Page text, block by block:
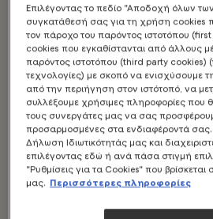
Περιέχουν γλουτένη
GARDEN GOURMET;
Είναι τα προϊόντα
GOURMET κατάλληλα
Πόσο καιρό μπορούν
διατηρηθούν τα
GARDEN GOURMET
Επιλέγοντας το πεδίο "Αποδοχή όλων
συγκατάθεσή σας για τη χρήση cookies
τον πάροχο του παρόντος ιστοτόπου (first
cookies που εγκαθίστανται από άλλους
παρόντος ιστοτόπου (third party cookies)
τεχνολογίες) με σκοπό να ενισχύσουμε
από την περιήγηση στον ιστότοπό, να
συλλέξουμε χρήσιμες πληροφορίες που
τους συνεργάτες μας να σας
προσαρμοσμένες στα ενδιαφέροντά
Δήλωση Ιδιωτικότητάς μας και
επιλέγοντας εδώ ή ανά πάσα στιγμή
"Ρυθμίσεις για τα Cookies" που βρίσκεται
μας. Περισσότερες πληροφορίες